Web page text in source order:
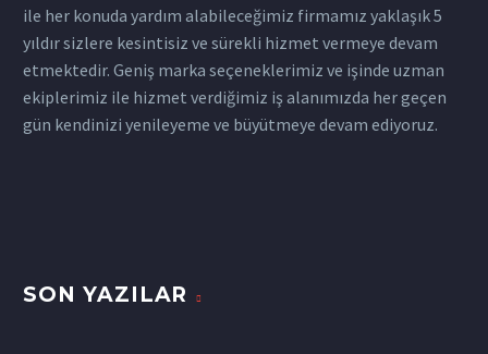
ile her konuda yardım alabileceğimiz firmamız yaklaşık 5
yıldır sizlere kesintisiz ve sürekli hizmet vermeye devam
etmektedir. Geniş marka seçeneklerimiz ve işinde uzman
ekiplerimiz ile hizmet verdiğimiz iş alanımızda her geçen
gün kendinizi yenileyeme ve büyütmeye devam ediyoruz.
SON YAZILAR